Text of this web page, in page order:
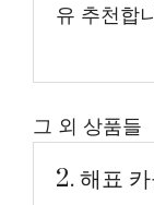
유 추천합
그 외 상품들
2. 해표